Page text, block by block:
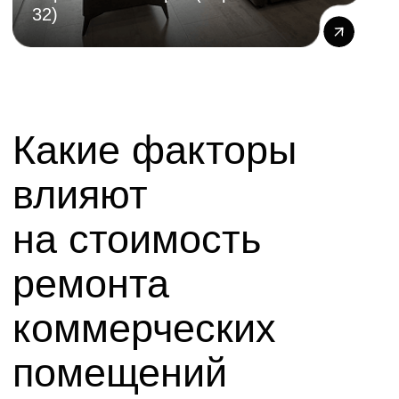
Ремонт кафе и ресторанов
Соблюдаем строгие требования СЭС
и противопожарные нормы. Создаем
Ремонт салонов красоты
Особое внимание уделяем разводке воды,
канализации и электрике к каждому рабочему
и износостойкие материалы.Подробнее
Ремонт магазинов
Разрабатываем эффективные планировки
для роста продаж. Грамотно расставляем
акценты, работаем с покупательским потоком
и обеспечиваем удобство размещения
Ремонт офисных помещений
Создаем современные и эргономичные